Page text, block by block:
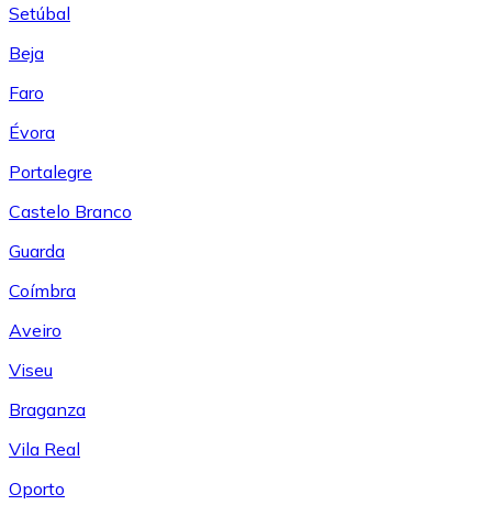
Setúbal
Beja
Faro
Évora
Portalegre
Castelo Branco
Guarda
Coímbra
Aveiro
Viseu
Braganza
Vila Real
Oporto